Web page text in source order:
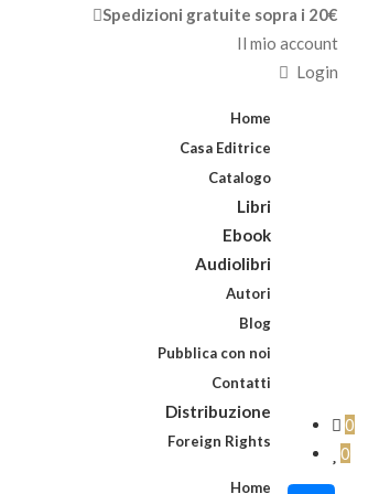
Spedizioni gratuite sopra i 20€
Il mio account
Login
Home
Casa Editrice
Catalogo
Libri
Ebook
Audiolibri
Autori
Blog
Pubblica con noi
Contatti
Distribuzione
Foreign Rights
Home
0
0